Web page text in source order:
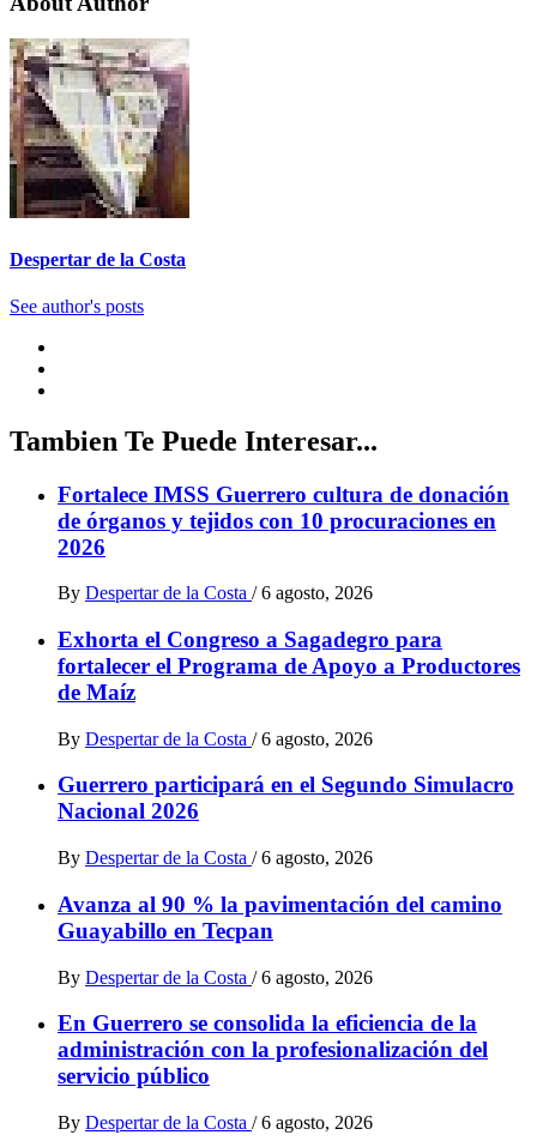
Despertar de la Costa
See author's posts
Tambien Te Puede Interesar...
Fortalece IMSS Guerrero cultura de donación
de órganos y tejidos con 10 procuraciones en
2026
By Despertar de la Costa / 6 agosto, 2026
Exhorta el Congreso a Sagadegro para
fortalecer el Programa de Apoyo a Productores
de Maíz
By Despertar de la Costa / 6 agosto, 2026
Guerrero participará en el Segundo Simulacro
Nacional 2026
By Despertar de la Costa / 6 agosto, 2026
Avanza al 90 % la pavimentación del camino
Guayabillo en Tecpan
By Despertar de la Costa / 6 agosto, 2026
En Guerrero se consolida la eficiencia de la
administración con la profesionalización del
servicio público
By Despertar de la Costa / 6 agosto, 2026